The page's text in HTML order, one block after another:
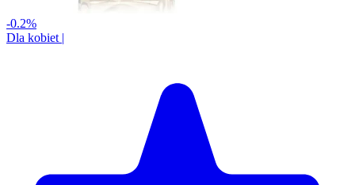
-0.2%
Dla kobiet |